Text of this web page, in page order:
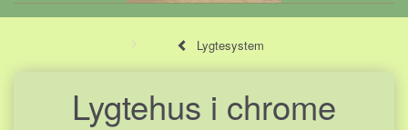
Lygtesystem
Lygtehus i chrome